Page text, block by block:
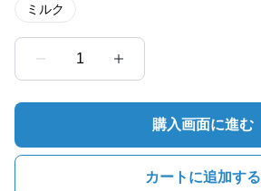
ミルク
1
購入画面に進む
カートに追加する